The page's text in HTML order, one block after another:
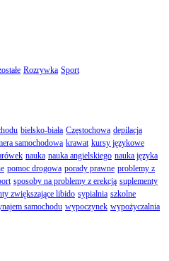
Rozrywka Sport
bielsko-biała Częstochowa depilacja
samochodowa krawat kursy językowe
nauka nauka angielskiego nauka języka
pomoc drogowa porady prawne problemy z
sposoby na problemy z erekcją suplementy
zwiększające libido sypialnia szkolne
samochodu wypoczynek wypożyczalnia